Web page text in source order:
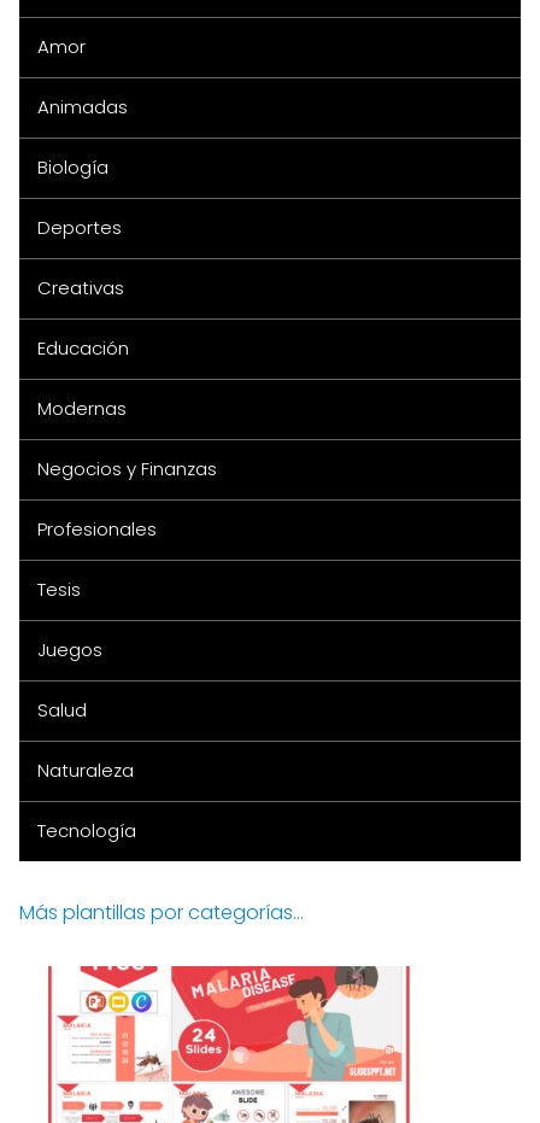
Amor
Animadas
Biología
Deportes
Creativas
Educación
Modernas
Negocios y Finanzas
Profesionales
Tesis
Juegos
Salud
Naturaleza
Tecnología
Más plantillas por categorías...